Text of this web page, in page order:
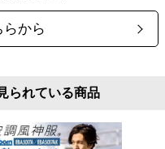
から
られている商品